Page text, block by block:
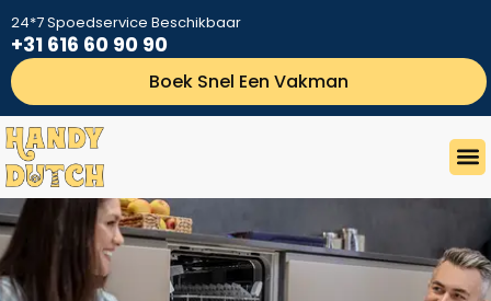
24*7 Spoedservice Beschikbaar
+31 616 60 90 90
Boek Snel Een Vakman